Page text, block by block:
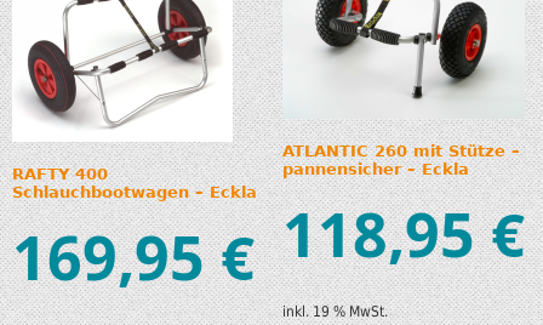
RAFTY 400
Schlauchbootwagen – Eckla
169,95€
ATLANTIC 260 mit Stütze –
pannensicher – Eckla
118,95€
inkl. 19 % MwSt.